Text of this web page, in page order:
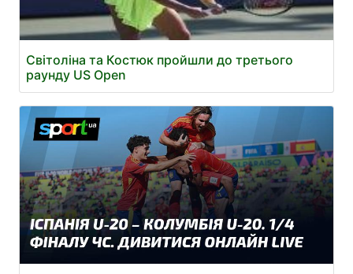
Світоліна та Костюк пройшли до третього
раунду US Open